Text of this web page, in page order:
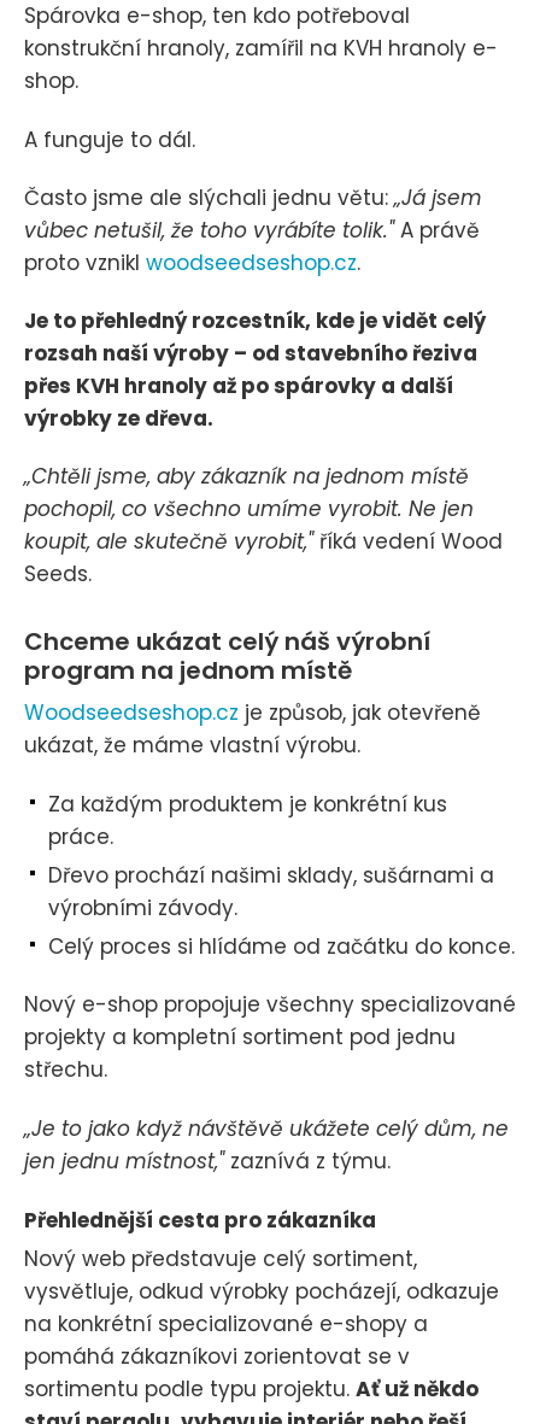
Spárovka e-shop, ten kdo potřeboval
konstrukční hranoly, zamířil na KVH hranoly e-
shop.
A funguje to dál.
Často jsme ale slýchali jednu větu:„Já jsem
vůbec netušil, že toho vyrábíte tolik."A právě
proto vznikl woodseedseshop.cz.
Je to přehledný rozcestník, kde je vidět celý
rozsah naší výroby – od stavebního řeziva
přes KVH hranoly až po spárovky a další
výrobky ze dřeva.
„Chtěli jsme, aby zákazník na jednom místě
pochopil, co všechno umíme vyrobit. Ne jen
koupit, ale skutečně vyrobit," říká vedení Wood
Seeds.
Chceme ukázat celý náš výrobní
program na jednom místě
Woodseedseshop.cz je způsob, jak otevřeně
ukázat, že máme vlastní výrobu.
Za každým produktem je konkrétní kus
práce.
Dřevo prochází našimi sklady, sušárnami a
výrobními závody.
Celý proces si hlídáme od začátku do konce.
Nový e-shop propojuje všechny specializované
projekty a kompletní sortiment pod jednu
střechu.
„Je to jako když návštěvě ukážete celý dům, ne
jen jednu místnost," zaznívá z týmu.
Přehlednější cesta pro zákazníka
Nový web představuje celý sortiment,
vysvětluje, odkud výrobky pocházejí, odkazuje
na konkrétní specializované e-shopy a
pomáhá zákazníkovi zorientovat se v
sortimentu podle typu projektu. Ať už někdo